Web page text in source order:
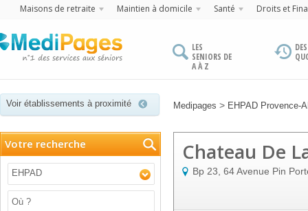
Maisons de retraite Maintien à domicile Santé Droits et
LES
SENIORS DE
A À Z
Voir établissements à proximité Medipages > EHPAD Provence-
Votre recherche
EHPAD
Chateau De
Bp 23, 64 Avenue Pin